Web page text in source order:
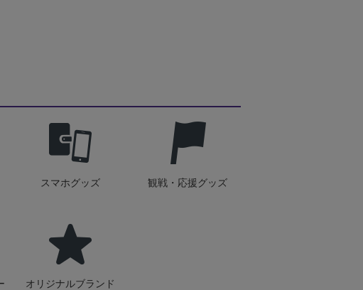
スマホグッズ 観戦・応援グッズ
オリジナルブランド